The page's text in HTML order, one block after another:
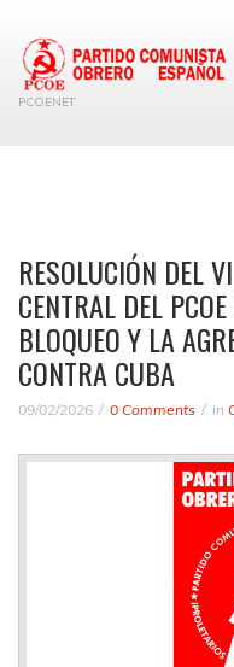
PCOENET
RESOLUCIÓN DEL
CENTRAL DEL
BLOQUEO Y LA
CONTRA CUBA
09/02/2026 0 Comments in